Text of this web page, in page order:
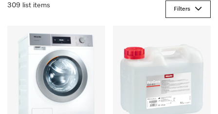
309 list items
Filters